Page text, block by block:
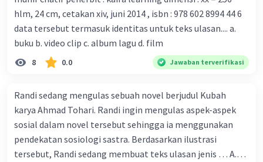
corona yang menjadi masalah besar bagi kesehatan dunia
karena persebarannya sangat cepat. C. Masyarakat perlu
mawas diri dan menjaga kesehatan dalam menghadapi
serangan virus corona yang mulai menyebar di Indonesia,
D. Virus corona menjadi masalah besar bagi kesehatan
hlm, 24 cm, cetakan xiv, juni 2014 , isbn : 978 602 8994 44 6
data tersebut termasuk identitas untuk teks ulasan.... a.
buku b. video clip c. album lagu d. film
8 0.0 Jawaban terverifikasi
Randi sedang mengulas sebuah novel berjudul Kubah
karya Ahmad Tohari. Randi ingin mengulas aspek-aspek
sosial dalam novel tersebut sehingga ia menggunakan
pendekatan sosiologi sastra. Berdasarkan ilustrasi
tersebut, Randi sedang membuat teks ulasan jenis … A.